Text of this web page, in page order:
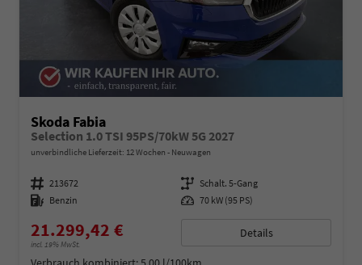
Skoda Fabia
Selection 1.0 TSI 95PS/70kW 5G 2027
unverbindliche Lieferzeit: 12 Wochen Neuwagen
Fahrzeugnummer 213672 Getriebe Schalt. 5-Gang
Kraftstoff Benzin Leistung 70 kW (95 PS)
21.299,42 €
incl. 19% MwSt.
Details